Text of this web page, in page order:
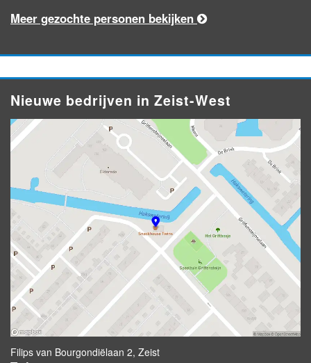
Meer gezochte personen bekijken
Nieuwe bedrijven in Zeist-West
Filips van Bourgondiëlaan 2, Zeist